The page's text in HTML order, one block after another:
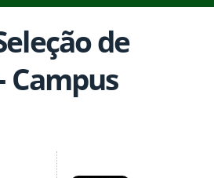
de
Campus